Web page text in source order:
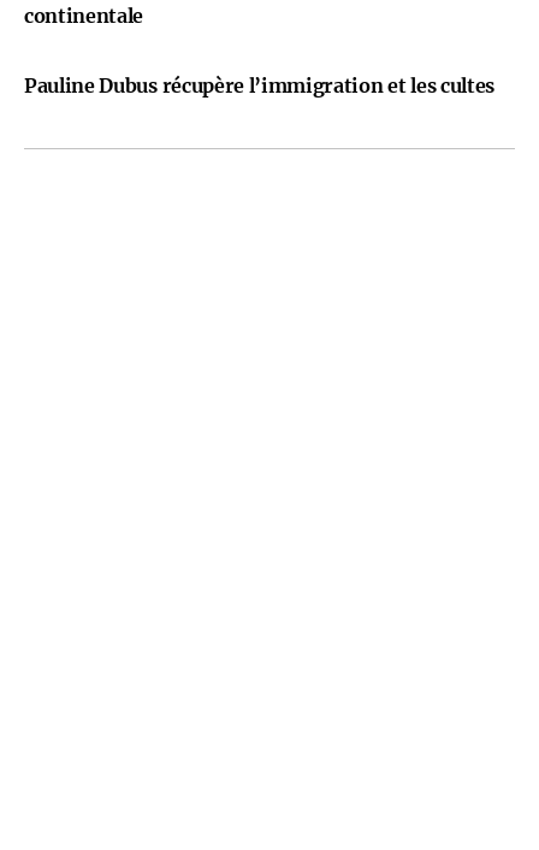
continentale
Pauline Dubus récupère l’immigration et les cultes